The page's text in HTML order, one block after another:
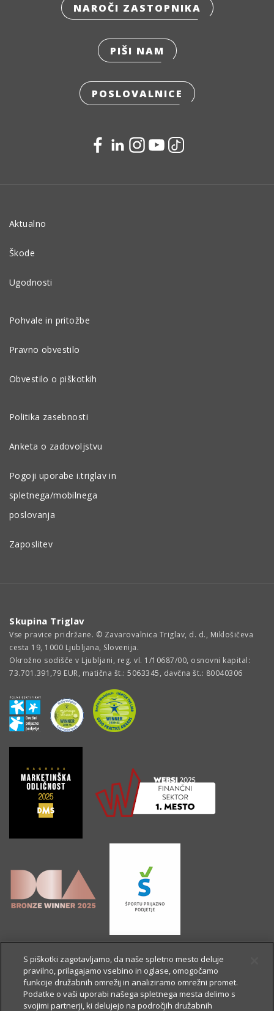
NAROČI ZASTOPNIKA
PIŠI NAM
POSLOVALNICE
Aktualno
Škode
Ugodnosti
Pohvale in pritožbe
Pravno obvestilo
Obvestilo o piškotkih
Politika zasebnosti
Anketa o zadovoljstvu
Pogoji uporabe i.triglav in
spletnega/mobilnega
poslovanja
Zaposlitev
Skupina Triglav
Vse pravice pridržane. © Zavarovalnica Triglav, d. d., Miklošičeva
cesta 19, 1000 Ljubljana, Slovenija.
Okrožno sodišče v Ljubljani, reg. vl. 1/10687/00, osnovni kapital:
73.701.391,79 EUR, matična št.: 5063345, davčna št.: 80040306
S piškotki zagotavljamo, da naše spletno mesto deluje
pravilno, prilagajamo vsebino in oglase, omogočamo
funkcije družabnih omrežij in analiziramo omrežni promet.
Podatke o vaši uporabi našega spletnega mesta delimo s
svojimi partnerji, ki delujejo na področjih družabnih